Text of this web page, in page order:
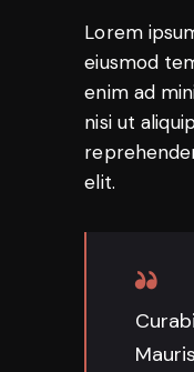
Lorem
eiusmod
enim ad
nisi ut
elit.